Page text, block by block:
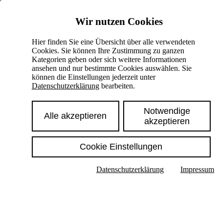
Wir nutzen Cookies
Hier finden Sie eine Übersicht über alle verwendeten
Cookies. Sie können Ihre Zustimmung zu ganzen
Kategorien geben oder sich weitere Informationen
ansehen und nur bestimmte Cookies auswählen. Sie
können die Einstellungen jederzeit unter
Datenschutzerklärungbearbeiten.
Alle akzeptieren
Notwendige
akzeptieren
Cookie Einstellungen
Datenschutzerklärung Impressum
Springe direkt zu:
Hauptinhalt
Texte im Untermenü anzeigen